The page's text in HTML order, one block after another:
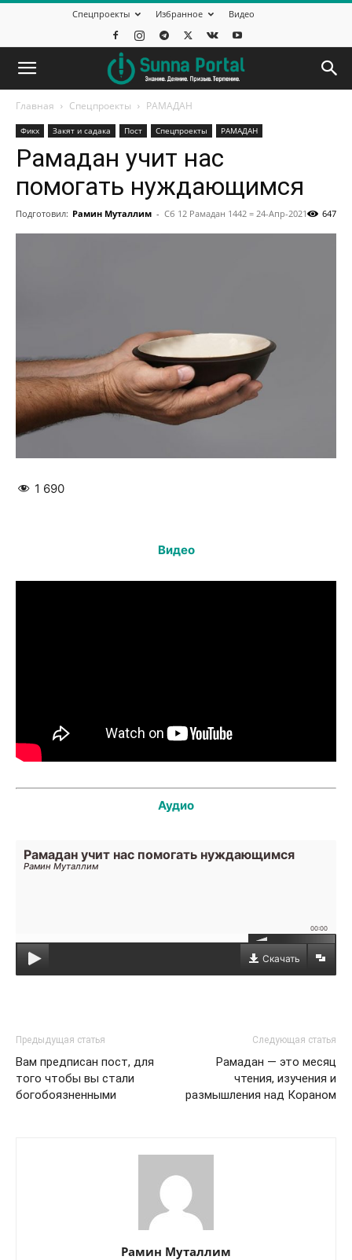
Спецпроекты Избранное Видео
Главная Спецпроекты РАМАДАН
Фикх Закят и садака Пост Спецпроекты РАМАДАН
Рамадан учит нас
помогать нуждающимся
Подготовил: Рамин Муталлим - Сб 12 Рамадан 1442 = 24-Апр-2021 647
1 690
Видео
Аудио
Рамадан учит нас помогать нуждающимся
Рамин Муталлим
00:00
Скачать
Предыдущая статья
Вам предписан пост, для
того чтобы вы стали
богобоязненными
Следующая статья
Рамадан — это месяц
чтения, изучения и
размышления над Кораном
Рамин Муталлим